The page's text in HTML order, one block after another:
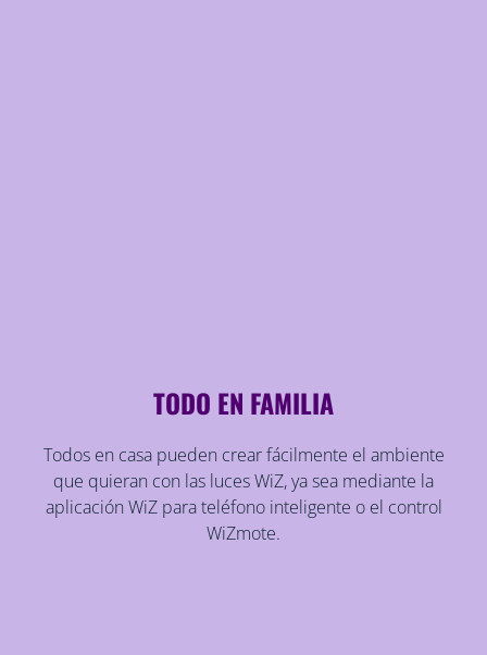
TODO EN FAMILIA
Todos en casa pueden crear fácilmente el ambiente
que quieran con las luces WiZ, ya sea mediante la
aplicación WiZ para teléfono inteligente o el control
WiZmote.